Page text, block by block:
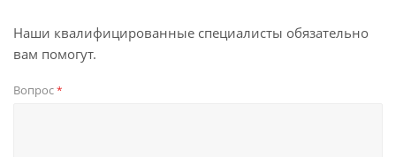
Наши квалифицированные специалисты обязательно
вам помогут.
Вопрос*